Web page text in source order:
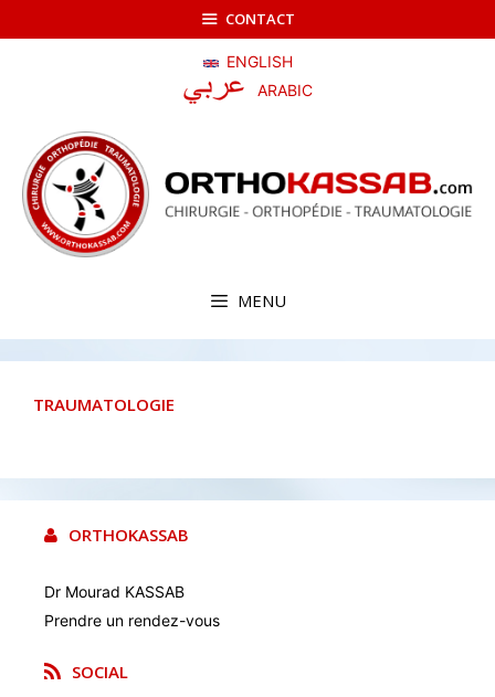
CONTACT
ENGLISH
ARABIC
MENU
TRAUMATOLOGIE
ORTHOKASSAB
Dr Mourad KASSAB
Prendre un rendez-vous
SOCIAL